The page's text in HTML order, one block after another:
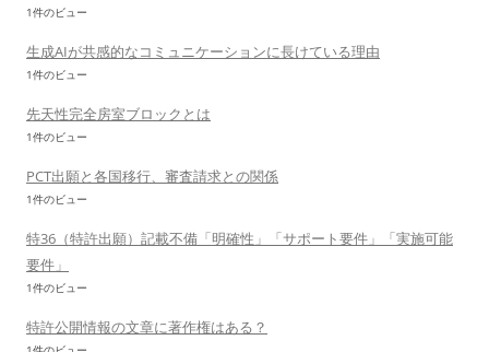
1件のビュー
生成AIが共感的なコミュニケーションに長けている理由
1件のビュー
先天性完全房室ブロックとは
1件のビュー
PCT出願と各国移行、審査請求との関係
1件のビュー
特36（特許出願）記載不備「明確性」「サポート要件」「実施可能
要件」
1件のビュー
特許公開情報の文章に著作権はある？